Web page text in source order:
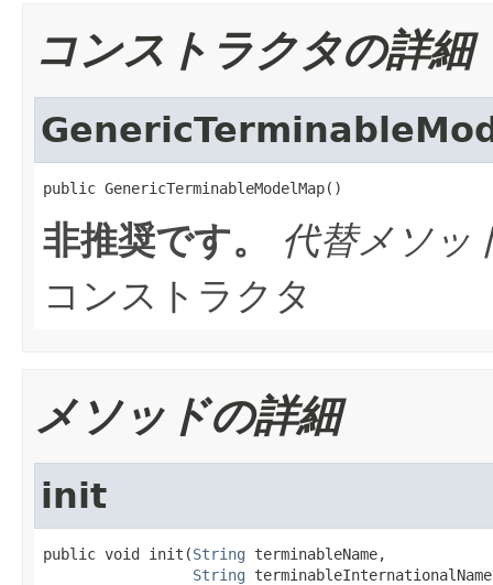
コンストラクタの詳細
public GenericTerminableModelMap()
非推奨です。
代替メソッ
コンストラクタ
メソッドの詳細
init
public void init(String terminableName,
String